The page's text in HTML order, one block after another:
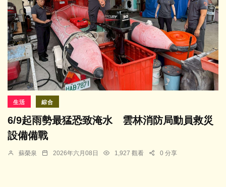
生活 綜合
6/9起雨勢最猛恐致淹水 雲林消防局動員救災
設備備戰
蘇榮泉 2026年六月08日 1,927 觀看 0 分享